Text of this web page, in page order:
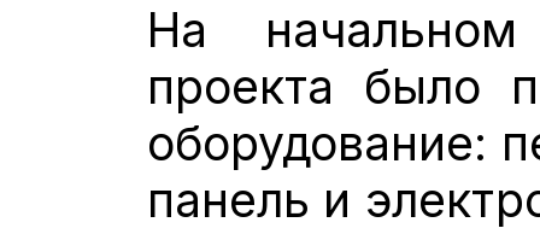
На начальном
проекта было
оборудование:
панель и